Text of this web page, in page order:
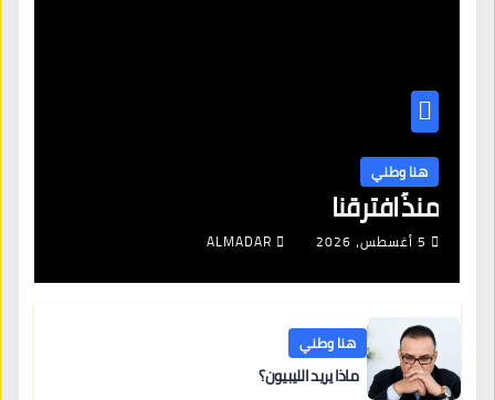
هنا وطني
منذُ افترقنا
5 أغسطس، 2026 ALMADAR
هنا وطني
ماذا يريد الليبيون؟